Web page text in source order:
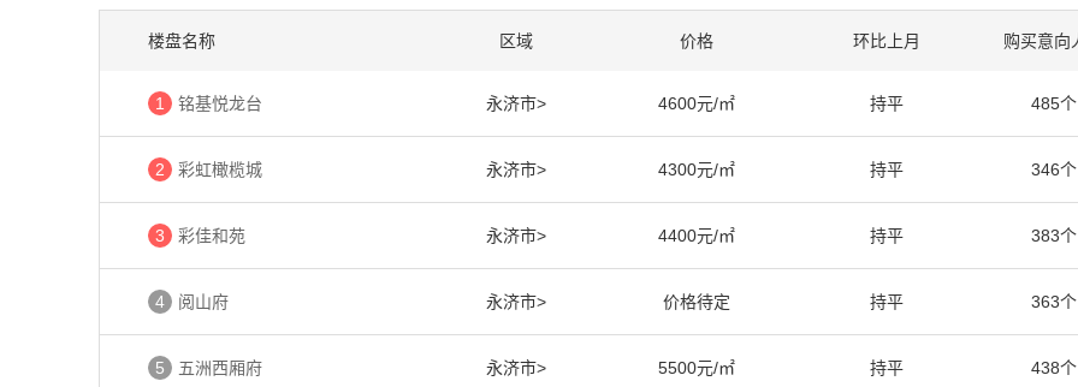
楼盘名称 区域 价格 环比上月 购买意向
1 铭基悦龙台 永济市> 4600元/㎡ 持平 485个
2 彩虹橄榄城 永济市> 4300元/㎡ 持平 346个
3 彩佳和苑 永济市> 4400元/㎡ 持平 383个
4 阅山府 永济市> 价格待定 持平 363个
5 五洲西厢府 永济市> 5500元/㎡ 持平 438个